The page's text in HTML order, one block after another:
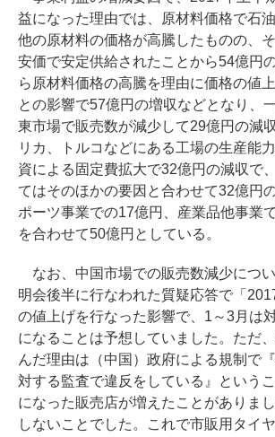
益になった理由では、原材料価格で石
他の原材料の価格が高騰したものの、
安価で安定供給されたことから54億円
ら原材料価格の高騰を理由に価格の値
との影響で57億円の増収などとなり、
東市場で販売数が減少して29億円の減
リカ、トルコなどにある工場の生産能
資による固定費拡大で32億円の減収で
てはそのほかの要因と合わせて32億円
ポーツ事業での17億円、産業品他事業
を合わせて50億円としている。
なお、中国市場での販売数減少につ
明会後半に行なわれた質疑応答で「
の値上げを行なった影響で、1～3月は
になることは予想していました。ただ
んだ理由は（中国）政府による規制で
対する監査で違反をしている』という
になった販売店が増えたことがありま
しないことでした。これで市販用タイ